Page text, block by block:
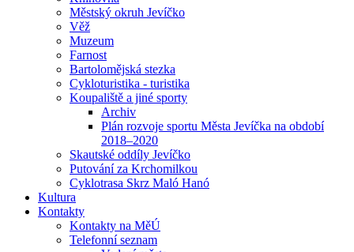
Městský okruh Jevíčko
Věž
Muzeum
Farnost
Bartolomějská stezka
Cykloturistika - turistika
Koupaliště a jiné sporty
Archiv
Plán rozvoje sportu Města Jevíčka na období
2018–2020
Skautské oddíly Jevíčko
Putování za Krchomilkou
Cyklotrasa Skrz Maló Hanó
Kultura
Kontakty
Kontakty na MěÚ
Telefonní seznam